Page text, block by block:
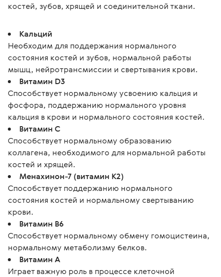
костей, зубов, хрящей и соединительной ткани.
Кальций
Необходим для поддержания нормального
состояния костей и зубов, нормальной работы
мышц, нейротрансмиссии и свертывания крови.
Витамин D3
Способствует нормальному усвоению кальция и
фосфора, поддержанию нормального уровня
кальция в крови и нормального состояния костей.
Витамин C
Способствует нормальному образованию
коллагена, необходимого для нормальной работы
костей и хрящей.
Менахинон-7 (витамин K2)
Способствует поддержанию нормального
состояния костей и нормальному свертыванию
крови.
Витамин B6
Способствует нормальному обмену гомоцистеина,
нормальному метаболизму белков.
Витамин A
Играет важную роль в процессе клеточной